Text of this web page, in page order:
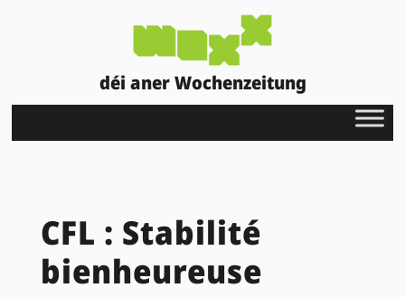
déi aner Wochenzeitung
CFL : Stabilité
bienheureuse